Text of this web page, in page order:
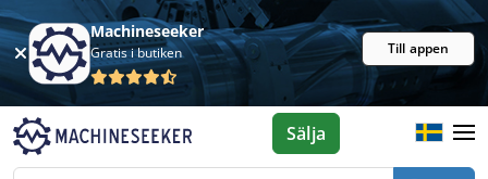
Machineseeker
Gratis i butiken Till appen
Sälja